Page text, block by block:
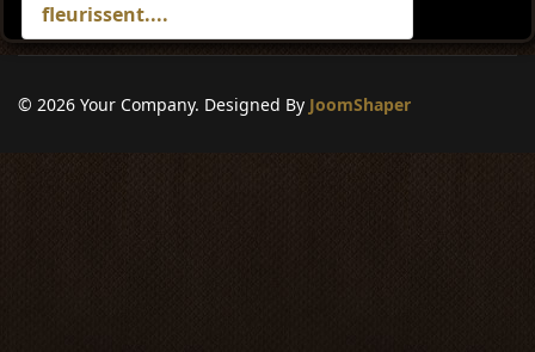
fleurissent....
© 2026 Your Company. Designed By JoomShaper